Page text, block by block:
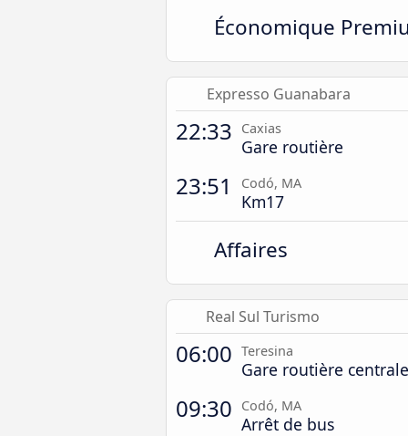
Économique
Expresso Guanabara
22:33 Caxias
Gare routière
23:51 Codó, MA
Km17
Affaires
Real Sul Turismo
06:00 Teresina
Gare routière centrale
09:30 Codó, MA
Arrêt de bus